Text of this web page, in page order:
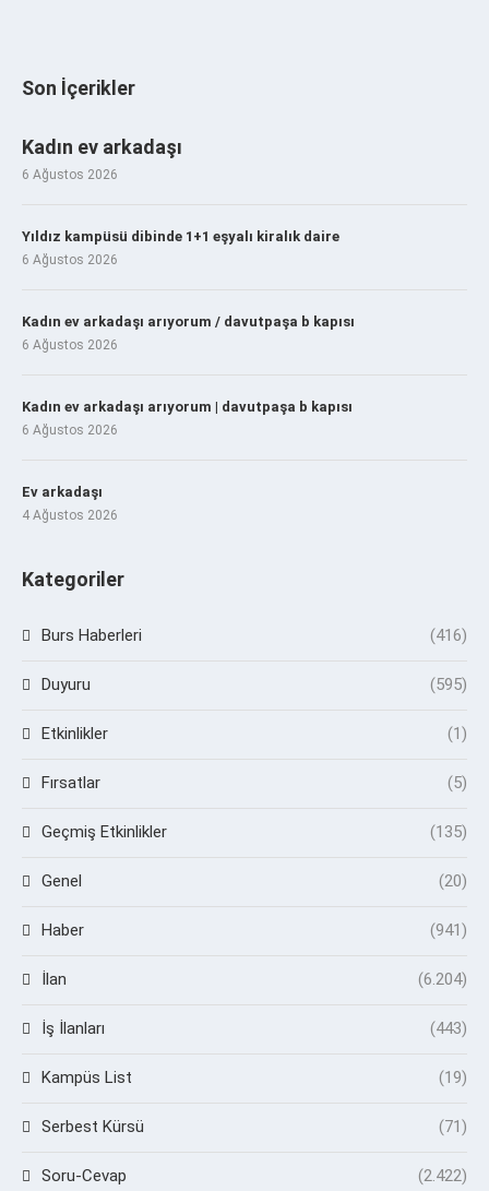
Son İçerikler
Kadın ev arkadaşı
6 Ağustos 2026
Yıldız kampüsü dibinde 1+1 eşyalı kiralık daire
6 Ağustos 2026
Kadın ev arkadaşı arıyorum / davutpaşa b kapısı
6 Ağustos 2026
Kadın ev arkadaşı arıyorum | davutpaşa b kapısı
6 Ağustos 2026
Ev arkadaşı
4 Ağustos 2026
Kategoriler
Burs Haberleri (416)
Duyuru (595)
Etkinlikler (1)
Fırsatlar (5)
Geçmiş Etkinlikler (135)
Genel (20)
Haber (941)
İlan (6.204)
İş İlanları (443)
Kampüs List (19)
Serbest Kürsü (71)
Soru-Cevap (2.422)